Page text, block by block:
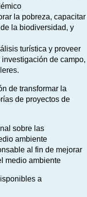
la pobreza, capacitar
la biodiversidad, y
turística y proveer
de campo,
de transformar la
de proyectos de
sobre las
ambiente
al fin de mejorar
medio ambiente
a